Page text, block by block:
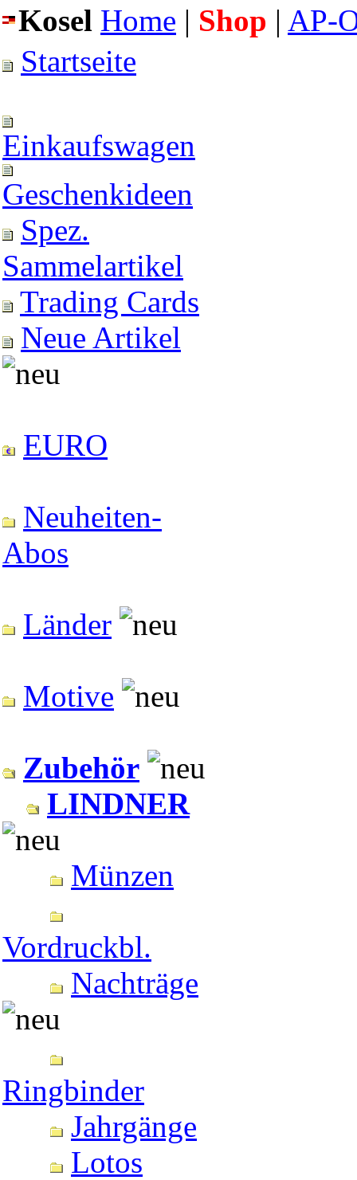
Kosel Home | Shop | AP-
Startseite
Einkaufswagen
Geschenkideen
Spez.
Sammelartikel
Trading Cards
Neue Artikel
EURO
Neuheiten-
Abos
Länder
Motive
Zubehör
LINDNER
Münzen
Vordruckbl.
Nachträge
Ringbinder
Jahrgänge
Lotos